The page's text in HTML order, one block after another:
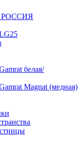
белая/
Magnat (медная)